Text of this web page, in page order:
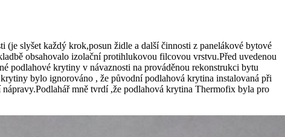
slyšet každý krok,posun židle a další činnosti z panelákové bytové
obsahovalo izolační protihlukovou filcovou vrstvu.Před uvedenou
podlahové krytiny v návaznosti na prováděnou rekonstrukci bytu
bylo ignorováno , že původní podlahová krytina instalovaná při
mně tvrdí ,že podlahová krytina Thermofix byla pro